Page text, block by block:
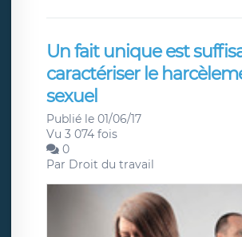
Un fait unique est
caractériser le
sexuel
Publié le 01/06/17
Vu 3 074 fois
0
Par Droit du travail